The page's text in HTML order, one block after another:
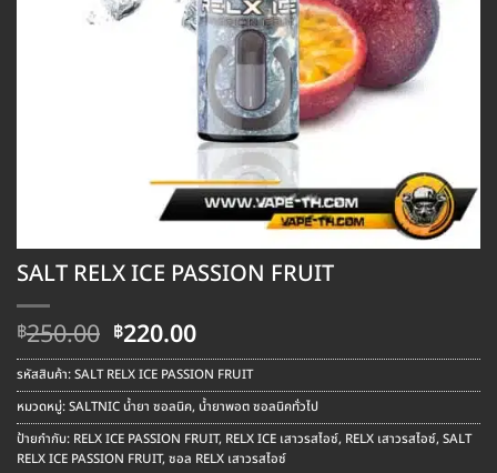
SALT RELX ICE PASSION FRUIT
฿250.00 Original
price
was:
฿250.00.
฿220.00Current
price
is:
฿220.00.
รหัสสินค้า:SALT RELX ICE PASSION FRUIT
หมวดหมู่:SALTNIC น้ำยา ซอลนิค, น้ำยาพอต ซอลนิคทั่วไป
ป้ายกำกับ: RELX ICE PASSION FRUIT, RELX ICE เสาวรสไอซ์, RELX เสาวรสไอซ์, SALT
RELX ICE PASSION FRUIT, ซอล RELX เสาวรสไอซ์